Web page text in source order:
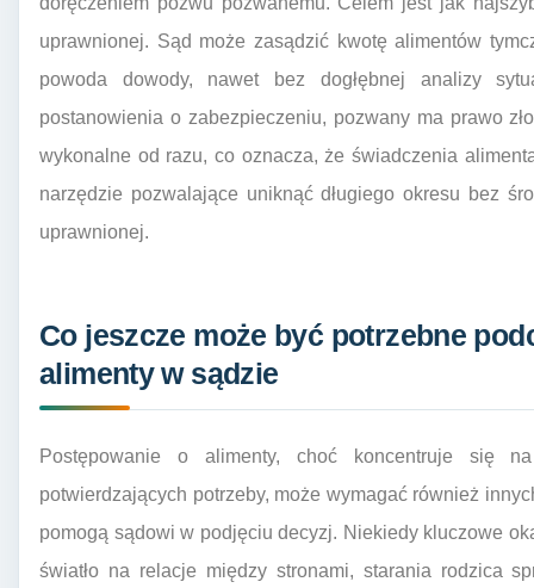
uprawnionej. Sąd może zasądzić kwotę alimentów
powoda dowody, nawet bez dogłębnej analizy
postanowienia o zabezpieczeniu, pozwany ma prawo
wykonalne od razu, co oznacza, że świadczenia
narzędzie pozwalające uniknąć długiego okresu bez
uprawnionej.
Co jeszcze może być potrzebne
alimenty w sądzie
Postępowanie o alimenty, choć koncentruje się
potwierdzających potrzeby, może wymagać również
pomogą sądowi w podjęciu decyzj. Niekiedy kluczowe
światło na relacje między stronami, starania rodzica